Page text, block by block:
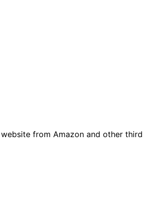
from Amazon and other third